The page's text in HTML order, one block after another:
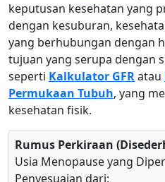
keputusan kesehatan yang
dengan kesuburan,
yang berhubungan dengan
tujuan yang serupa dengan
seperti Kalkulator GFRatau
Permukaan Tubuh, yang
kesehatan fisik.
Rumus Perkiraan
Usia Menopause yang
Penyesuaian dari: